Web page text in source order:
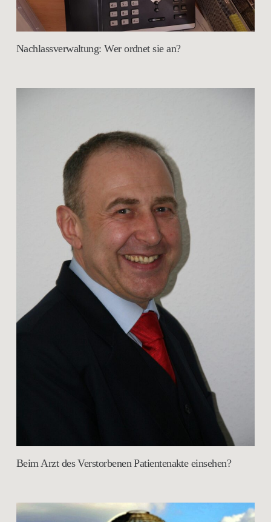
Nachlassverwaltung: Wer ordnet sie an?
Beim Arzt des Verstorbenen Patientenakte einsehen?